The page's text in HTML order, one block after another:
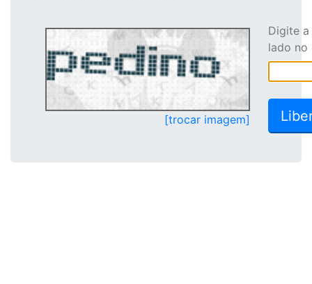
[trocar imagem]
Digite
lado no